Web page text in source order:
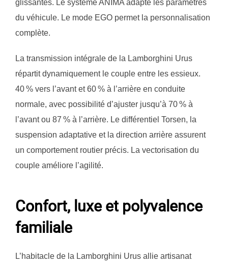
glissantes. Le système ANIMA adapte les paramètres
du véhicule. Le mode EGO permet la personnalisation
complète.
La transmission intégrale de la Lamborghini Urus
répartit dynamiquement le couple entre les essieux.
40 % vers l’avant et 60 % à l’arrière en conduite
normale, avec possibilité d’ajuster jusqu’à 70 % à
l’avant ou 87 % à l’arrière. Le différentiel Torsen, la
suspension adaptative et la direction arrière assurent
un comportement routier précis. La vectorisation du
couple améliore l’agilité.
Confort, luxe et polyvalence
familiale
L’habitacle de la Lamborghini Urus allie artisanat